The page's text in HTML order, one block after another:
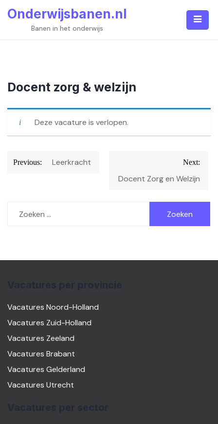
Onderwijsbanen.nl
Banen in het onderwijs
Docent zorg & welzijn
Deze vacature is verlopen.
Bericht
Previous: Leerkracht Next:
Docent Zorg en Welzijn
naar:
Vacatures Noord-Holland
Vacatures Zuid-Holland
Vacatures Zeeland
Vacatures Brabant
Vacatures Gelderland
Vacatures Utrecht